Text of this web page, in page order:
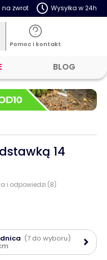
na zwrot Wysyłka w 24h
Pomoc i kontakt
BLOG
14
i odpowiedzi (8)
(7 do wyboru)